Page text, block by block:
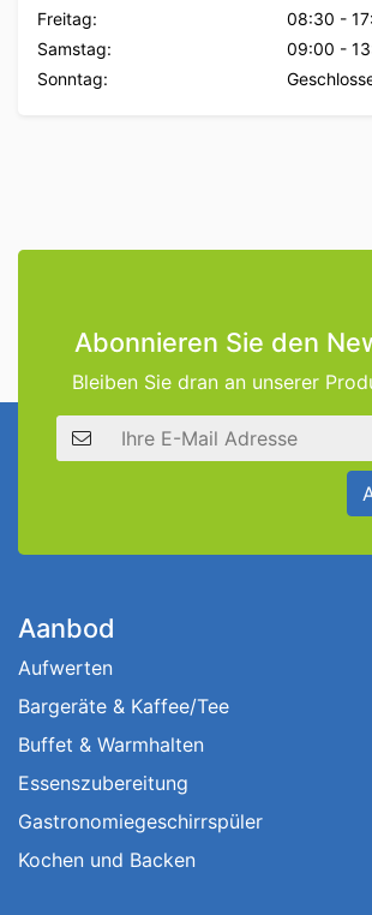
Freitag:
08:30 -
Samstag:
09:00 -
Sonntag:
Abonnieren Sie den
Bleiben Sie dran an unserer
E-Mail Adresse
Aanbod
Aufwerten
Bargeräte & Kaffee/Tee
Buffet & Warmhalten
Essenszubereitung
Gastronomiegeschirrspüler
Kochen und Backen